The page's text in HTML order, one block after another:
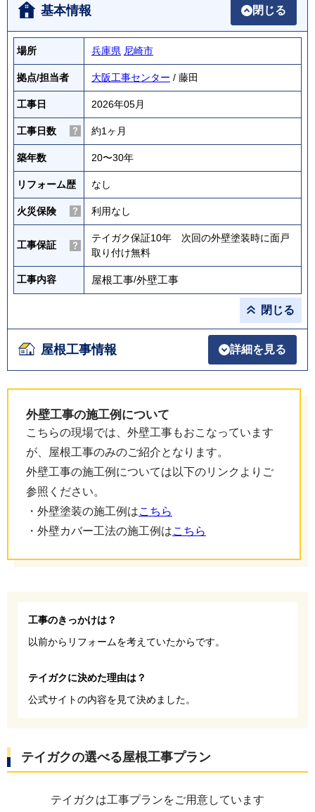
基本情報 閉じる
場所 兵庫県 尼崎市
拠点/担当者 大阪工事センター / 藤田
工事日 2026年05月
工事日数 約1ヶ月
築年数 20〜30年
リフォーム歴 なし
火災保険 利用なし
工事保証
テイガク保証10年 次回の外壁塗装時に面戸
取り付け無料
工事内容 屋根工事/外壁工事
閉じる
屋根工事情報 詳細を見る
外壁工事の施工例について
こちらの現場では、外壁工事もおこなっています
が、屋根工事のみのご紹介となります。
外壁工事の施工例については以下のリンクよりご
参照ください。
・外壁塗装の施工例はこちら
・外壁カバー工法の施工例はこちら
工事のきっかけは？
以前からリフォームを考えていたからです。
テイガクに決めた理由は？
公式サイトの内容を見て決めました。
テイガクの選べる屋根工事プラン
テイガクは工事プランをご用意しています